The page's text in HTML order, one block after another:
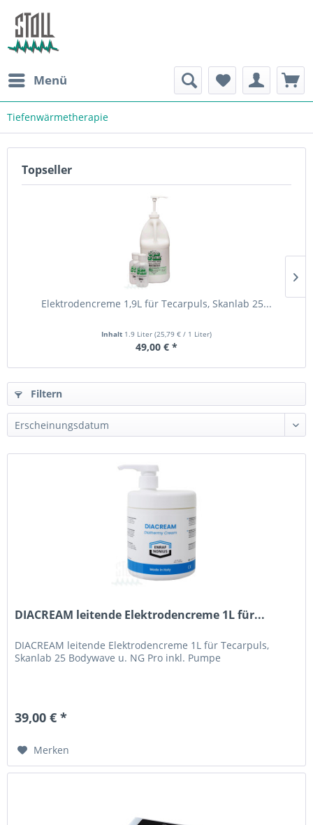
Menü
Tiefenwärmetherapie
Topseller
Elektrodencreme 1,9L für Tecarpuls, Skanlab 25...
Inhalt 1.9 Liter (25,79 € / 1 Liter)
49,00 € *
Filtern
DIACREAM leitende Elektrodencreme 1L für...
DIACREAM leitende Elektrodencreme 1L für Tecarpuls,
Skanlab 25 Bodywave u. NG Pro inkl. Pumpe
39,00 € *
Merken